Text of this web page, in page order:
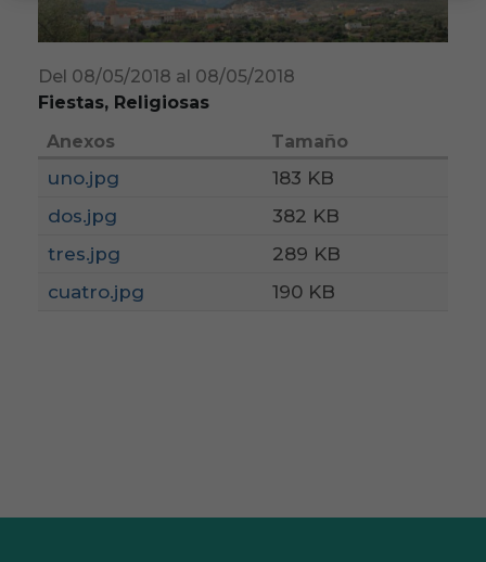
Del 08/05/2018 al 08/05/2018
Fiestas, Religiosas
Anexos
Tamaño
uno.jpg
183 KB
dos.jpg
382 KB
tres.jpg
289 KB
cuatro.jpg
190 KB